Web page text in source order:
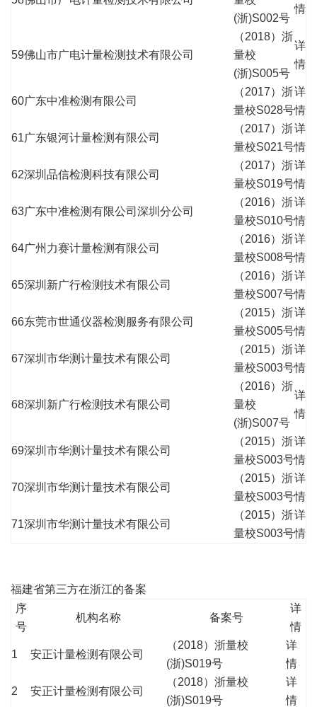
(浙)S002号
情
59佛山市广电计量检测技术有限公司
（2018）浙
量校
(浙)S005号
详
情
60广东中准检测有限公司
（2017）浙
量校S028号
详
情
61广东银河计量检测有限公司
（2017）浙
量校S021号
详
情
62深圳品信检测科技有限公司
（2017）浙
量校S019号
详
情
63广东中准检测有限公司深圳分公司
（2016）浙
量校S010号
详
情
64广州力赛计量检测有限公司
（2016）浙
量校S008号
详
情
65深圳新广行检测技术有限公司
（2016）浙
量校S007号
详
情
66东莞市世通仪器检测服务有限公司
（2015）浙
量校S005号
详
情
67深圳市华测计量技术有限公司
（2015）浙
量校S003号
详
情
68深圳新广行检测技术有限公司
（2016）浙
量校
(浙)S007号
详
情
69深圳市华测计量技术有限公司
（2015）浙
量校S003号
详
情
70深圳市华测计量技术有限公司
（2015）浙
量校S003号
详
情
71深圳市华测计量技术有限公司
（2015）浙
量校S003号
详
情
福建省第三方在浙江的备案
序
号
机构名称 备案号
详
情
1 安正计量检测有限公司
（2018）浙量校
(浙)S019号
详
情
2 安正计量检测有限公司
（2018）浙量校
(浙)S019号
详
情